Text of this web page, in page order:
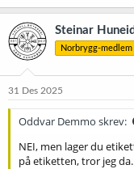
Steinar
Norbrygg-medlem
31 Des 2025
Oddvar Demmo skrev:
NEI, men lager du
på etiketten, tror jeg da.